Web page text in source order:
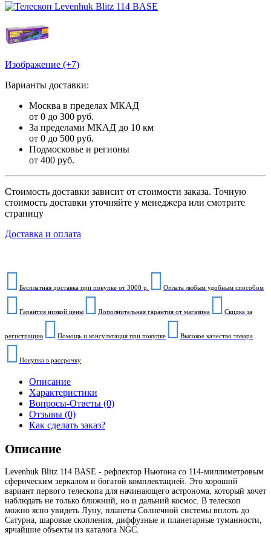
Изображение (+7)
Варианты доставки:
Москва в пределах МКАД
от 0 до 300 руб.
За пределами МКАД до 10 км
от 0 до 500 руб.
Подмосковье и регионы
от 400 руб.
Стоимость доставки зависит от стоимости заказа. Точную
стоимость доставки уточняйте у менеджера или смотрите
страницу
Доставка и оплата
Бесплатная доставка при покупке от 3000 р. Оплата любым удобным способом
Гарантия низкой цены Дополнительная гарантия от магазина Скидка за
регистрацию Помощь и консультация при покупке Высокое качество товара
Покупка в рассрочку
Описание
Характеристики
Вопросы-Ответы (0)
Отзывы (0)
Как сделать заказ?
Описание
Levenhuk Blitz 114 BASE - рефлектор Ньютона со 114-миллиметровым
сферическим зеркалом и богатой комплектацией. Это хороший
вариант первого телескопа для начинающего астронома, который хочет
наблюдать не только ближний, но и дальний космос. В телескоп
можно ясно увидеть Луну, планеты Солнечной системы вплоть до
Сатурна, шаровые скопления, диффузные и планетарные туманности,
ярчайшие объекты из каталога NGC.